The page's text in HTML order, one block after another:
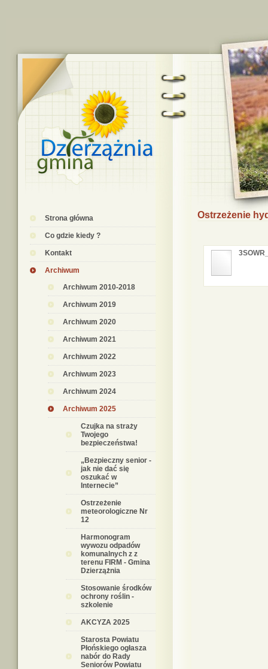
Strona główna
Co gdzie kiedy ?
Kontakt
Archiwum
Archiwum 2010-2018
Archiwum 2019
Archiwum 2020
Archiwum 2021
Archiwum 2022
Archiwum 2023
Archiwum 2024
Archiwum 2025
Czujka na straży
Twojego
bezpieczeństwa!
„Bezpieczny senior -
jak nie dać się
oszukać w
Internecie”
Ostrzeżenie
meteorologiczne Nr
12
Harmonogram
wywozu odpadów
komunalnych z z
terenu FIRM - Gmina
Dzierzążnia
Stosowanie środków
ochrony roślin -
szkolenie
AKCYZA 2025
Starosta Powiatu
Płońskiego ogłasza
nabór do Rady
Seniorów Powiatu
Ostrzeżenie